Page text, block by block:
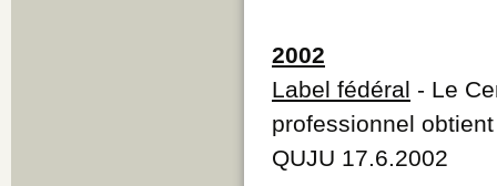
2002
Label fédéral - Le
professionnel
QUJU 17.6.2002